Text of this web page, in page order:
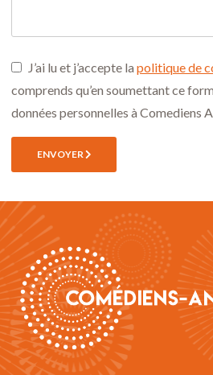
J’ai lu et j’accepte la politique de
comprends qu’en soumettant ce
données personnelles à Comediens
ENVOYER